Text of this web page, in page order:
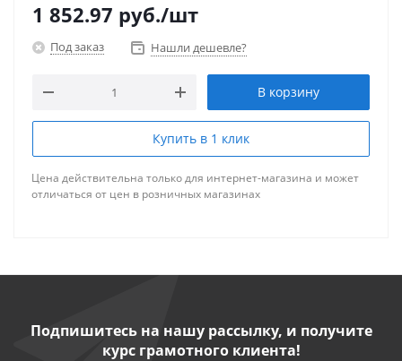
1 852.97 руб./шт
Под заказ Нашли дешевле?
В корзину
Купить в 1 клик
Цена действительна только для интернет-магазина и может
отличаться от цен в розничных магазинах
Подпишитесь на нашу рассылку, и получите
курс грамотного клиента!